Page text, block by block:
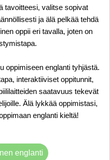
tavoitteesi, valitse sopivat
ja älä pelkää tehdä
oppii eri tavalla, joten on
oppimiseen englanti tyhjästä.
interaktiiviset oppitunnit,
saatavuus tekevät
Älä lykkää oppimistasi,
englanti kieltä!
englanti